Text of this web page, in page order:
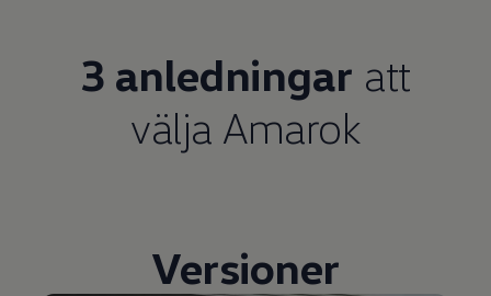
3 anledningar att
välja Amarok
Versioner